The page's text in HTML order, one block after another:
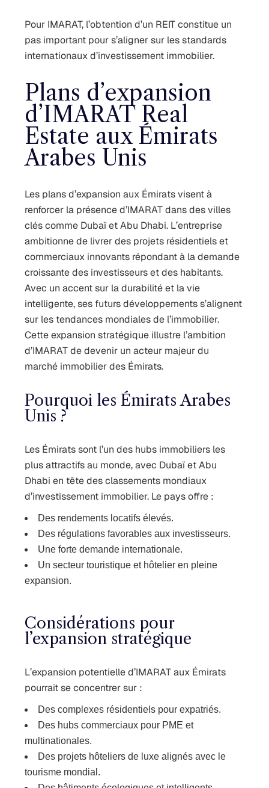
Pour IMARAT, l’obtention d’un REIT constitue un
pas important pour s’aligner sur les standards
internationaux d’investissement immobilier.
Plans d’expansion
d’IMARAT Real
Estate aux Émirats
Arabes Unis
Les plans d’expansion aux Émirats visent à
renforcer la présence d’IMARAT dans des villes
clés comme Dubaï et Abu Dhabi. L’entreprise
ambitionne de livrer des projets résidentiels et
commerciaux innovants répondant à la demande
croissante des investisseurs et des habitants.
Avec un accent sur la durabilité et la vie
intelligente, ses futurs développements s’alignent
sur les tendances mondiales de l’immobilier.
Cette expansion stratégique illustre l’ambition
d’IMARAT de devenir un acteur majeur du
marché immobilier des Émirats.
Pourquoi les Émirats Arabes
Unis ?
Les Émirats sont l’un des hubs immobiliers les
plus attractifs au monde, avec Dubaï et Abu
Dhabi en tête des classements mondiaux
d’investissement immobilier. Le pays offre :
Des rendements locatifs élevés.
Des régulations favorables aux investisseurs.
Une forte demande internationale.
Un secteur touristique et hôtelier en pleine
expansion.
Considérations pour
l’expansion stratégique
L’expansion potentielle d’IMARAT aux Émirats
pourrait se concentrer sur :
Des complexes résidentiels pour expatriés.
Des hubs commerciaux pour PME et
multinationales.
Des projets hôteliers de luxe alignés avec le
tourisme mondial.